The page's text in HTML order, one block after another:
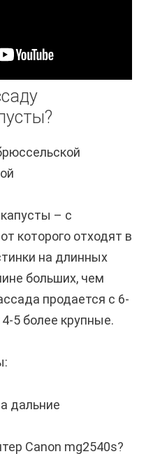
– с
которого отходят в
на длинных
больших, чем
продается с 6-
5 более крупные.
дальние
Canon mg2540s?